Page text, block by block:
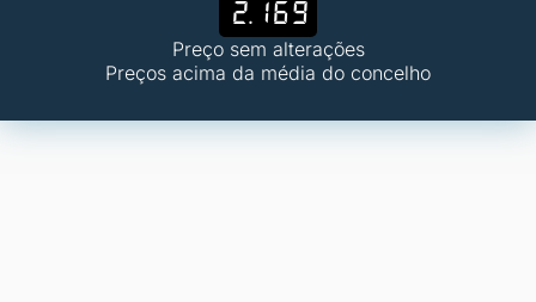
2.169
Preço sem alterações
Preços acima da média do concelho